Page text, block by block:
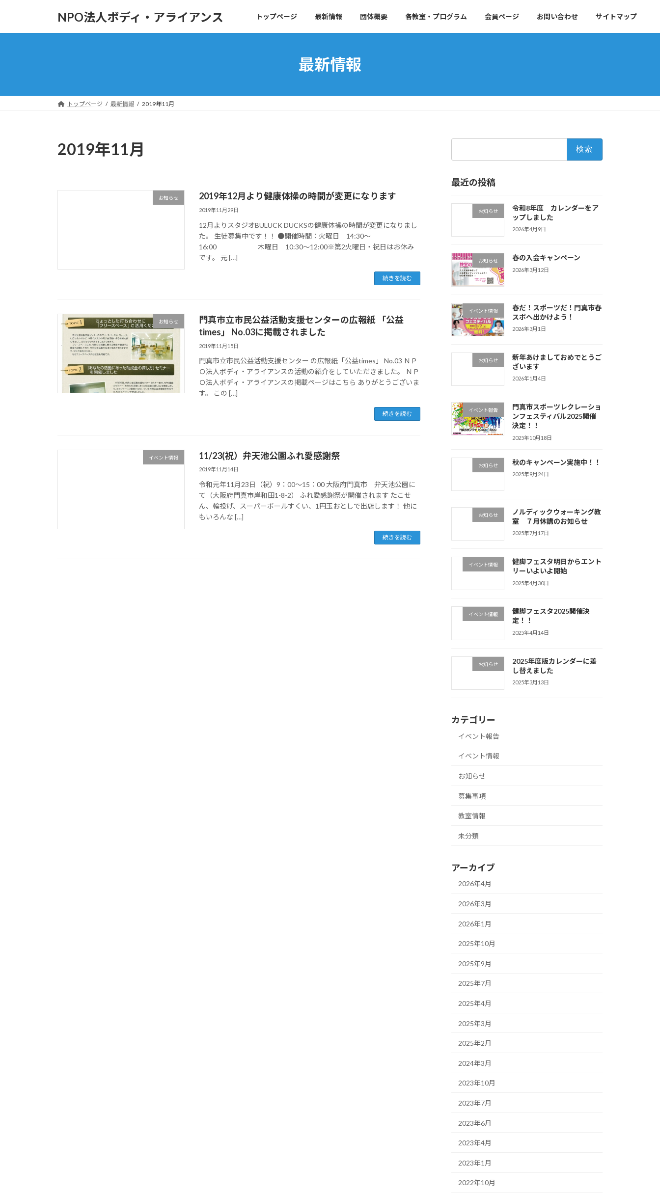
NPO法人ボディ・アライアンス トップページ 最新情報 団体概要 各教室・プログラム 会員ページ お問い合わせ サイトマップ
最新情報
トップページ 最新情報 2019年11月
2019年11月
お知らせ 2019年12月より健康体操の時間が変更になります
2019年11月29日
12月よりスタジオBULUCK DUCKSの健康体操の時間が変更になりまし
た。 生徒募集中です！！ ●開催時間：火曜日 14:30～
16:00 木曜日 10:30～12:00※第2火曜日・祝日はお休み
です。 元 […]
続きを読む
お知らせ
門真市立市民公益活動支援センターの広報紙 「公益
times」 No.03に掲載されました
2019年11月15日
門真市立市民公益活動支援センター の広報紙「公益times」 No.03 ＮＰ
Ｏ法人ボディ・アライアンスの活動の紹介をしていただきました。 ＮＰ
Ｏ法人ボディ・アライアンスの掲載ページはこちら ありがとうございま
す。 この […]
続きを読む
イベント情報 11/23(祝）弁天池公園ふれ愛感謝祭
2019年11月14日
令和元年11月23日（祝）9：00～15：00 大阪府門真市 弁天池公園に
て（大阪府門真市岸和田1-8-2） ふれ愛感謝祭が開催されます たこせ
ん、輪投げ、スーパーボールすくい、1円玉おとしで出店します！ 他に
もいろんな […]
続きを読む
最近の投稿
お知らせ
令和8年度 カレンダーをア
ップしました
2026年4月9日
お知らせ 春の入会キャンペーン
2026年3月12日
イベント情報
春だ！スポーツだ！門真市春
スポへ出かけよう！
2026年3月1日
お知らせ
新年あけましておめでとうご
ざいます
2026年1月4日
イベント報告
門真市スポーツレクレーショ
ンフェスティバル2025開催
決定！！
2025年10月18日
お知らせ 秋のキャンペーン実施中！！
2025年9月24日
お知らせ
ノルディックウォーキング教
室 ７月休講のお知らせ
2025年7月17日
イベント情報
健脚フェスタ明日からエント
リーいよいよ開始
2025年4月30日
イベント情報
健脚フェスタ2025開催決
定！！
2025年4月14日
お知らせ
2025年度版カレンダーに差
し替えました
2025年3月13日
カテゴリー
イベント報告
イベント情報
お知らせ
募集事項
教室情報
未分類
アーカイブ
2026年4月
2026年3月
2026年1月
2025年10月
2025年9月
2025年7月
2025年4月
2025年3月
2025年2月
2024年3月
2023年10月
2023年7月
2023年6月
2023年4月
2023年1月
2022年10月